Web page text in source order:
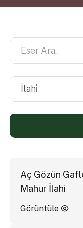
Aç Gözün
Mahur İlahi
Görüntüle